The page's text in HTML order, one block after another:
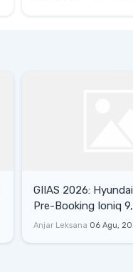
GIIAS 2026:
Pre-Booking Ioniq
Rp1,49 Miliar
Anjar Leksana 06 Agu,